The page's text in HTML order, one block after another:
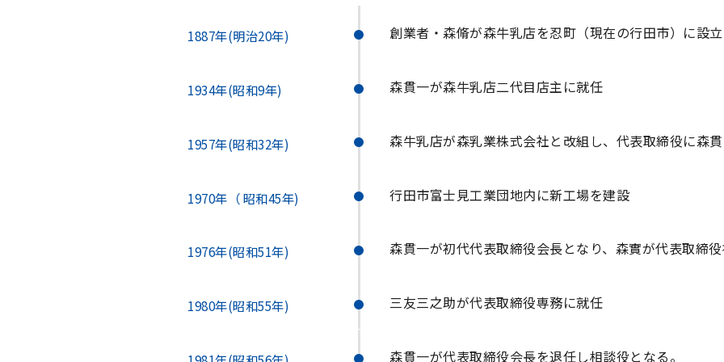
1887年(明治20年) 創業者・森脩が森牛乳店を忍町（現在の行田市）に設立
1934年(昭和9年) 森貫一が森牛乳店二代目店主に就任
1957年(昭和32年) 森牛乳店が森乳業株式会社と改組し、代表取締役に森
1970年 （ 昭和45年) 行田市富士見工業団地内に新工場を建設
1976年(昭和51年) 森貫一が初代代表取締役会長となり、森實が代表取締
1980年(昭和55年) 三友三之助が代表取締役専務に就任
森貫一が代表取締役会長を退任し相談役となる。